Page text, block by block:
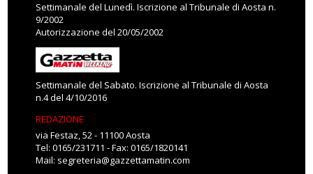
Settimanale del Lunedì. Iscrizione al Tribunale di Aosta n.
9/2002
Autorizzazione del 20/05/2002
Settimanale del Sabato. Iscrizione al Tribunale di Aosta
n.4 del 4/10/2016
REDAZIONE
via Festaz, 52 - 11100 Aosta
Tel: 0165/231711 - Fax: 0165/1820141
Mail: segreteria@gazzettamatin.com